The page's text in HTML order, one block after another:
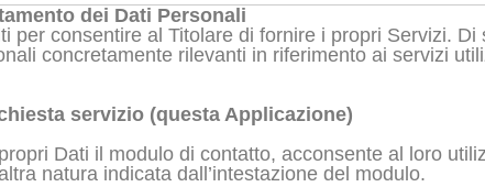
dei Dati Personali
per consentire al Titolare di fornire i propri Servizi.
concretamente rilevanti in riferimento ai servizi
servizio (questa Applicazione)
Dati il modulo di contatto, acconsente al loro
natura indicata dall’intestazione del modulo.